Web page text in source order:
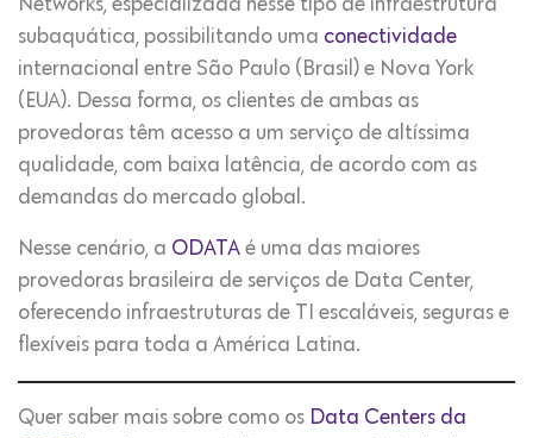
Networks, especializada nesse tipo de infraestrutura
subaquática, possibilitando uma conectividade
internacional entre São Paulo (Brasil) e Nova York
(EUA). Dessa forma, os clientes de ambas as
provedoras têm acesso a um serviço de altíssima
qualidade, com baixa latência, de acordo com as
demandas do mercado global.
Nesse cenário, a ODATA é uma das maiores
provedoras brasileira de serviços de Data Center,
oferecendo infraestruturas de TI escaláveis, seguras e
flexíveis para toda a América Latina.
Quer saber mais sobre como os Data Centers da